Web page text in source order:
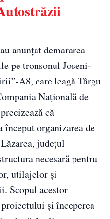
anunțat demararea
pe tronsonul Joseni-
A8, care leagă Târgu
Națională de
că
organizarea de
județul
necesară pentru
utilajelor și
Scopul acestor
și începerea